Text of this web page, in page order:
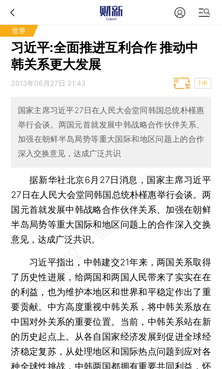
世界
习近平:全面推进互利合作 推动中
韩关系更大发展
2013年06月27日 21:43 T中
国家主席习近平27日在人民大会堂同韩国总统朴槿惠
举行会谈。两国元首就发展中韩战略合作伙伴关系、
加强在朝鲜半岛局势等重大国际和地区问题上的合作
深入交换意见，达成广泛共识
据新华社北京6月27日消息，国家主席习近平
27日在人民大会堂同韩国总统朴槿惠举行会谈。两
国元首就发展中韩战略合作伙伴关系、加强在朝鲜
半岛局势等重大国际和地区问题上的合作深入交换
意见，达成广泛共识。
习近平指出，中韩建交21年来，两国关系取得
了历史性进展，给两国和两国人民带来了实实在在
的利益，也为维护本地区和世界和平稳定作出了重
要贡献。中方高度重视中韩关系，将中韩关系放在
中国对外关系的重要位置。当前，中韩关系站在新
的历史起点上。从各自国家经济发展到促进全球经
济稳定复苏，从处理地区和国际热点问题到应对各
种全球性挑战，中韩两国都拥有重要共同利益，怀